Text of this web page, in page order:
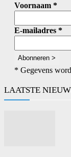
Voornaam *
E-mailadres *
* Gegevens
LAATSTE